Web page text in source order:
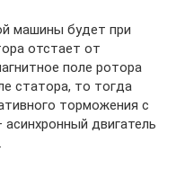
машины будет при
отстает от
поле ротора
статора, то тогда
торможения с
двигатель